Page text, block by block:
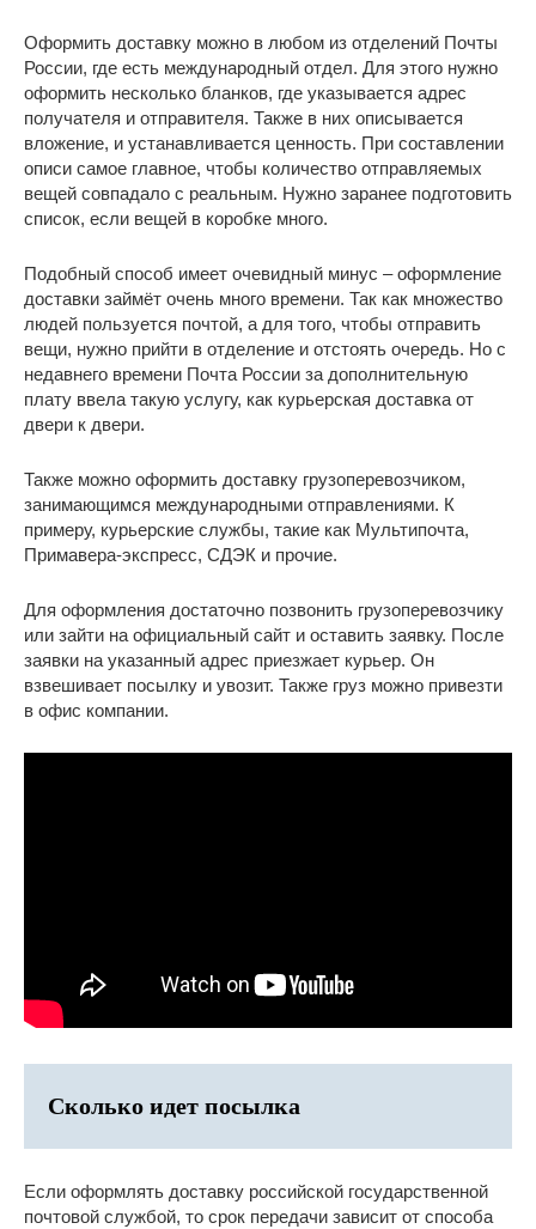
Оформить доставку можно в любом из отделений Почты
России, где есть международный отдел. Для этого нужно
оформить несколько бланков, где указывается адрес
получателя и отправителя. Также в них описывается
вложение, и устанавливается ценность. При составлении
описи самое главное, чтобы количество отправляемых
вещей совпадало с реальным. Нужно заранее подготовить
список, если вещей в коробке много.
Подобный способ имеет очевидный минус – оформление
доставки займёт очень много времени. Так как множество
людей пользуется почтой, а для того, чтобы отправить
вещи, нужно прийти в отделение и отстоять очередь. Но с
недавнего времени Почта России за дополнительную
плату ввела такую услугу, как курьерская доставка от
двери к двери.
Также можно оформить доставку грузоперевозчиком,
занимающимся международными отправлениями. К
примеру, курьерские службы, такие как Мультипочта,
Примавера-экспресс, СДЭК и прочие.
Для оформления достаточно позвонить грузоперевозчику
или зайти на официальный сайт и оставить заявку. После
заявки на указанный адрес приезжает курьер. Он
взвешивает посылку и увозит. Также груз можно привезти
в офис компании.
Сколько идет посылка
Если оформлять доставку российской государственной
почтовой службой, то срок передачи зависит от способа